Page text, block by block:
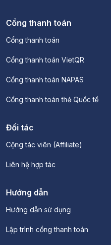
Cổng thanh toán
Cổng thanh toán
Cổng thanh toán VietQR
Cổng thanh toán NAPAS
Cổng thanh toán thẻ Quốc tế
Đối tác
Cộng tác viên (Affiliate)
Liên hệ hợp tác
Hướng dẫn
Hướng dẫn sử dụng
Lập trình cổng thanh toán